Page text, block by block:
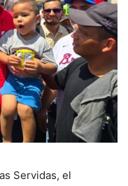
Servidas, el